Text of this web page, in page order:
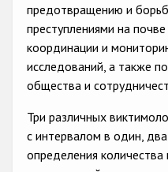
Gender-
Anti-
Организации
предотвращению и
преступлениями на
координации и
исследований, а также
общества и
Три различных
с интервалом в один,
определения количества